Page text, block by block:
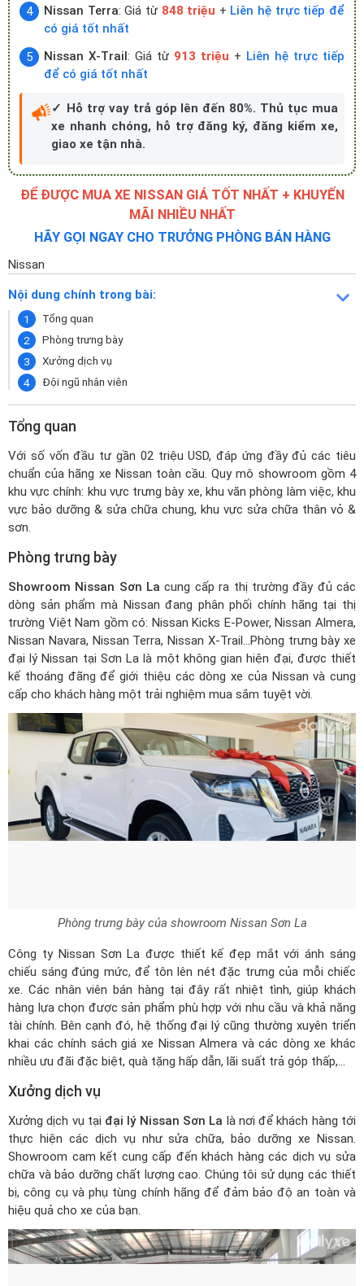
Nissan Terra: Giá từ 848 triệu + Liên hệ trực tiếp để
có giá tốt nhất
Nissan X-Trail: Giá từ 913 triệu + Liên hệ trực tiếp
để có giá tốt nhất
✓ Hỗ trợ vay trả góp lên đến 80%. Thủ tục mua
xe nhanh chóng, hỗ trợ đăng ký, đăng kiểm xe,
giao xe tận nhà.
ĐỂ ĐƯỢC MUA XE NISSAN GIÁ TỐT NHẤT + KHUYẾN
MÃI NHIỀU NHẤT
HÃY GỌI NGAY CHO TRƯỞNG PHÒNG BÁN HÀNG
Nissan
Nội dung chính trong bài:
Tổng quan
Phòng trưng bày
Xưởng dịch vụ
Đội ngũ nhân viên
Tổng quan
Với số vốn đầu tư gần 02 triệu USD, đáp ứng đầy đủ các tiêu
chuẩn của hãng xe Nissan toàn cầu. Quy mô showroom gồm 4
khu vực chính: khu vực trưng bày xe, khu văn phòng làm việc, khu
vực bảo dưỡng & sửa chữa chung, khu vực sửa chữa thân vỏ &
sơn.
Phòng trưng bày
Showroom Nissan Sơn La cung cấp ra thị trường đầy đủ các
dòng sản phẩm mà Nissan đang phân phối chính hãng tại thị
trường Việt Nam gồm có: Nissan Kicks E-Power, Nissan Almera,
Nissan Navara, Nissan Terra, Nissan X-Trail…Phòng trưng bày xe
đại lý Nissan tại Sơn La là một không gian hiện đại, được thiết
kế thoáng đãng để giới thiệu các dòng xe của Nissan và cung
cấp cho khách hàng một trải nghiệm mua sắm tuyệt vời.
Phòng trưng bày của showroom Nissan Sơn La
Công ty Nissan Sơn La được thiết kế đẹp mắt với ánh sáng
chiếu sáng đúng mức, để tôn lên nét đặc trưng của mỗi chiếc
xe. Các nhân viên bán hàng tại đây rất nhiệt tình, giúp khách
hàng lựa chọn được sản phẩm phù hợp với nhu cầu và khả năng
tài chính. Bên cạnh đó, hệ thống đại lý cũng thường xuyên triển
khai các chính sáchgiá xe Nissan Almera và các dòng xe khác
nhiều ưu đãi đặc biệt, quà tặng hấp dẫn, lãi suất trả góp thấp,...
Xưởng dịch vụ
Xưởng dịch vụ tại đại lý Nissan Sơn La là nơi để khách hàng tới
thực hiện các dịch vụ như sửa chữa, bảo dưỡng xe Nissan.
Showroom cam kết cung cấp đến khách hàng các dịch vụ sửa
chữa và bảo dưỡng chất lượng cao. Chúng tôi sử dụng các thiết
bị, công cụ và phụ tùng chính hãng để đảm bảo độ an toàn và
hiệu quả cho xe của bạn.